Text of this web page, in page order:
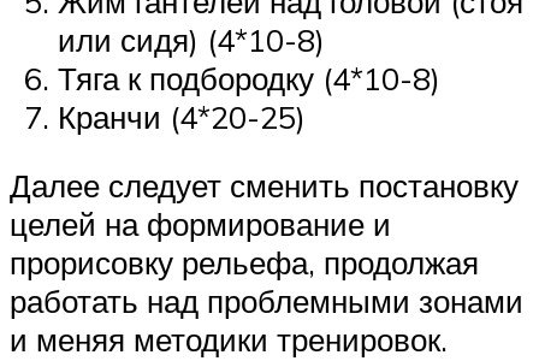
или сидя) (4*10-8)
Тяга к подбородку (4*10-8)
Кранчи (4*20-25)
Далее следует сменить постановку
целей на формирование и
прорисовку рельефа, продолжая
работать над проблемными зонами
и меняя методики тренировок.